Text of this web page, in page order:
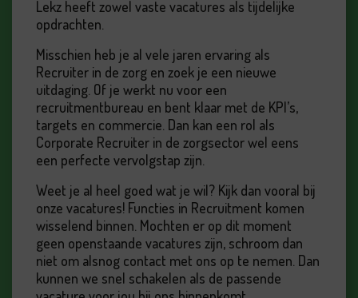
Lekz heeft zowel vaste vacatures als tijdelijke
opdrachten.
Misschien heb je al vele jaren ervaring als
Recruiter in de zorg en zoek je een nieuwe
uitdaging. Of je werkt nu voor een
recruitmentbureau en bent klaar met de KPI’s,
targets en commercie. Dan kan een rol als
Corporate Recruiter in de zorgsector wel eens
een perfecte vervolgstap zijn.
Weet je al heel goed wat je wil? Kijk dan vooral bij
onze vacatures! Functies in Recruitment komen
wisselend binnen. Mochten er op dit moment
geen openstaande vacatures zijn, schroom dan
niet om alsnog contact met ons op te nemen. Dan
kunnen we snel schakelen als de passende